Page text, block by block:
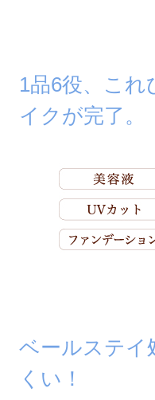
1品6役、これ
イクが完了。
ベールステイ
くい！